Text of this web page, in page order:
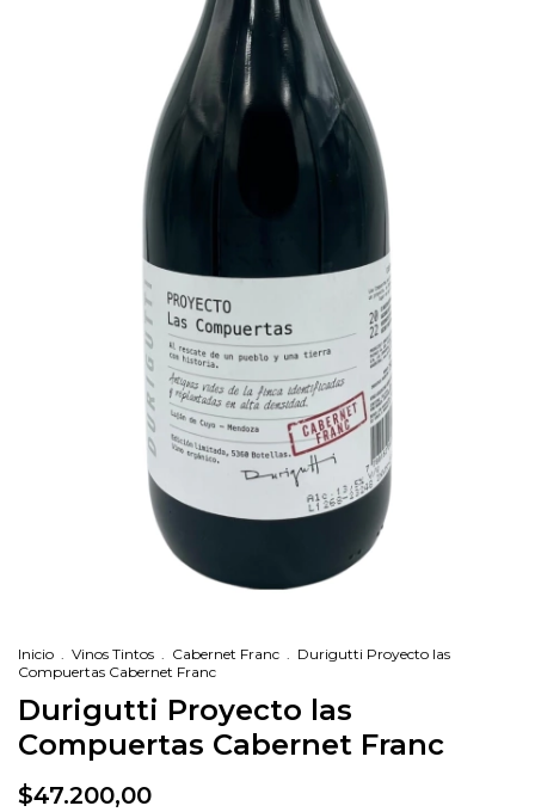
Inicio . Vinos Tintos . Cabernet Franc . Durigutti Proyecto las
Compuertas Cabernet Franc
Durigutti Proyecto las
Compuertas Cabernet Franc
$47.200,00